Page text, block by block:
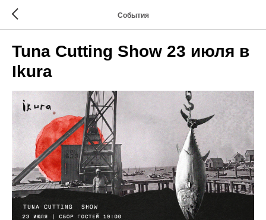
События
Tuna Cutting Show 23 июля в
Ikura